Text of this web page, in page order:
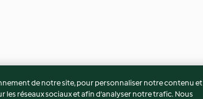
de notre site, pour personnaliser notre contenu et
réseaux sociaux et afin d’analyser notre trafic. Nous